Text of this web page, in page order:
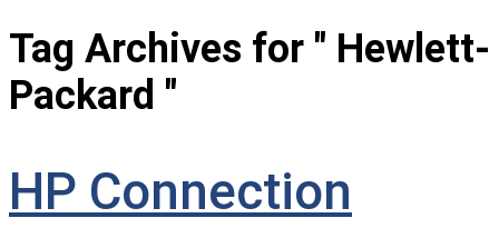
Tag Archives for " Hewlett-
Packard "
HP Connection